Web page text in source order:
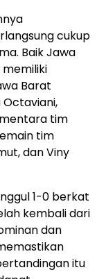
cukup
Baik Jawa
Barat
tim
tim
dan Viny
1-0 berkat
kembali dari
dan
itu